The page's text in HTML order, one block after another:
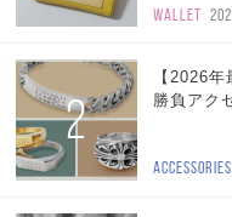
WALLET
2
【2026
勝負アク
ACCESSORIES